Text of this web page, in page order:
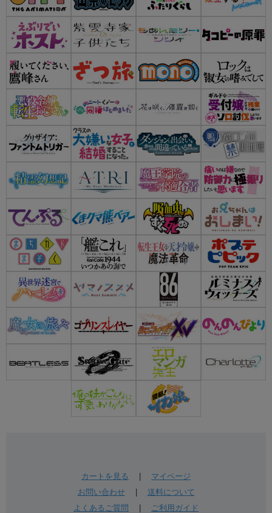
カートを見る
マイページ
お問い合わせ| 送料について
よくあるご質問
ご利用ガイド